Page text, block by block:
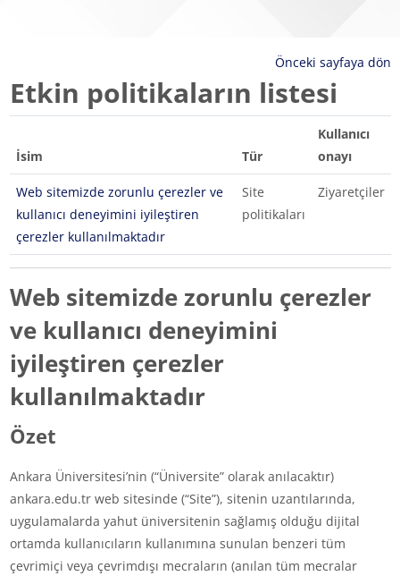
Önceki sayfaya dön
Etkin politikaların listesi
İsim Tür
Kullanıcı
onayı
Web sitemizde zorunlu çerezler ve
kullanıcı deneyimini iyileştiren
çerezler kullanılmaktadır
Site
politikaları
Ziyaretçiler
Web sitemizde zorunlu çerezler
ve kullanıcı deneyimini
iyileştiren çerezler
kullanılmaktadır
Özet
Ankara Üniversitesi’nin (“Üniversite” olarak anılacaktır)
ankara.edu.tr web sitesinde (“Site”), sitenin uzantılarında,
uygulamalarda yahut üniversitenin sağlamış olduğu dijital
ortamda kullanıcıların kullanımına sunulan benzeri tüm
çevrimiçi veya çevrimdışı mecraların (anılan tüm mecralar